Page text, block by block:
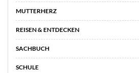
MUTTERHERZ
REISEN & ENTDECKEN
SACHBUCH
SCHULE